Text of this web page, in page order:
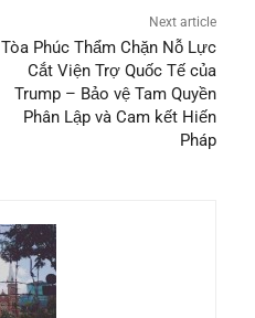
Next article
Tòa Phúc Thẩm Chặn Nỗ Lực
Cắt Viện Trợ Quốc Tế của
Trump – Bảo vệ Tam Quyền
Phân Lập và Cam kết Hiến
Pháp